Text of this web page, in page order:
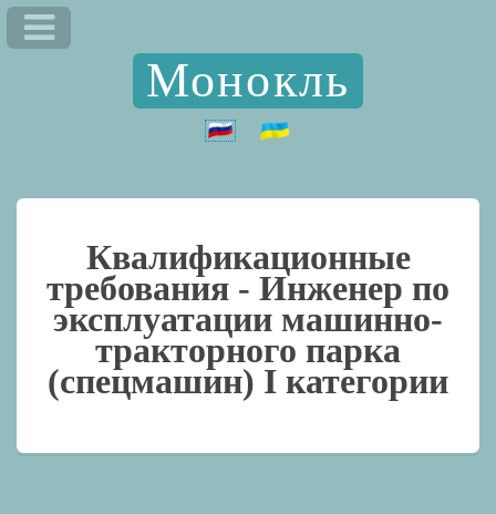
Монокль
Квалификационные
требования - Инженер по
эксплуатации машинно-
тракторного парка
(спецмашин) I категории